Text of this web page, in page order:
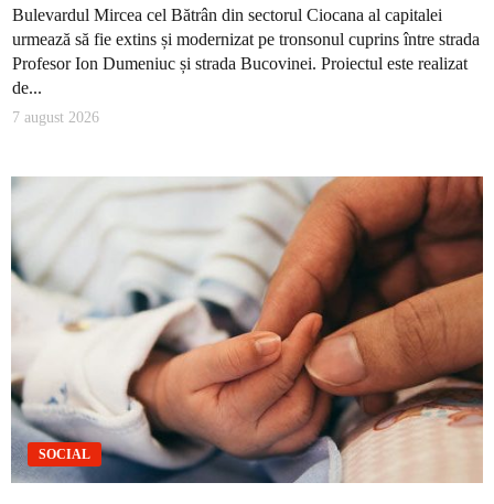
Bulevardul Mircea cel Bătrân din sectorul Ciocana al capitalei
urmează să fie extins și modernizat pe tronsonul cuprins între strada
Profesor Ion Dumeniuc și strada Bucovinei. Proiectul este realizat
de...
7 august 2026
SOCIAL